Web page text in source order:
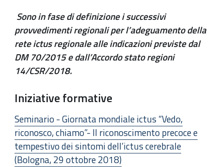
Sono in fase di definizione i successivi
provvedimenti regionali per l’adeguamento della
rete ictus regionale alle indicazioni previste dal
DM 70/2015 e dall’Accordo stato regioni
14/CSR/2018.
Iniziative formative
Seminario - Giornata mondiale ictus “Vedo,
riconosco, chiamo”- Il riconoscimento precoce e
tempestivo dei sintomi dell’ictus cerebrale
(Bologna, 29 ottobre 2018)